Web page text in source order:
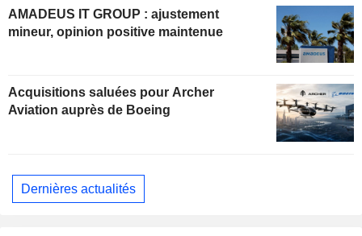
AMADEUS IT GROUP : ajustement
mineur, opinion positive maintenue
Acquisitions saluées pour Archer
Aviation auprès de Boeing
Dernières actualités